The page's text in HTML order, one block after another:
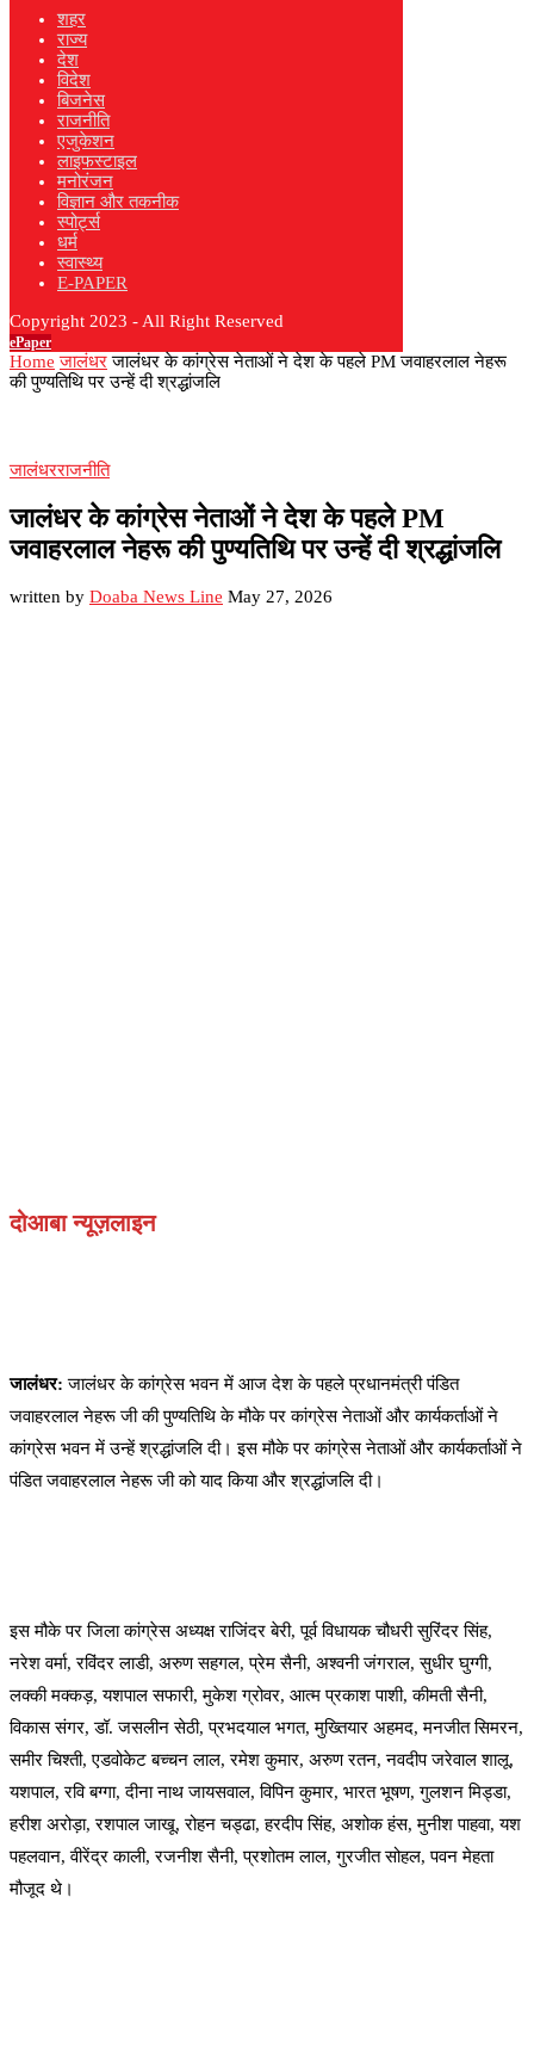
शहर
राज्य
देश
विदेश
बिजनेस
राजनीति
एजुकेशन
लाइफस्टाइल
मनोरंजन
विज्ञान और तकनीक
स्पोर्ट्स
धर्म
स्वास्थ्य
E-PAPER
Copyright 2023 - All Right Reserved
ePaper
Home जालंधर जालंधर के कांग्रेस नेताओं ने देश के पहले PM जवाहरलाल नेहरू
की पुण्यतिथि पर उन्हें दी श्रद्धांजलि
जालंधरराजनीति
जालंधर के कांग्रेस नेताओं ने देश के पहले PM
जवाहरलाल नेहरू की पुण्यतिथि पर उन्हें दी श्रद्धांजलि
written by Doaba News Line May 27, 2026
दोआबा न्यूज़लाइन
जालंधर: जालंधर के कांग्रेस भवन में आज देश के पहले प्रधानमंत्री पंडित
जवाहरलाल नेहरू जी की पुण्यतिथि के मौके पर कांग्रेस नेताओं और कार्यकर्ताओं ने
कांग्रेस भवन में उन्हें श्रद्धांजलि दी। इस मौके पर कांग्रेस नेताओं और कार्यकर्ताओं ने
पंडित जवाहरलाल नेहरू जी को याद किया और श्रद्धांजलि दी।
इस मौके पर जिला कांग्रेस अध्यक्ष राजिंदर बेरी, पूर्व विधायक चौधरी सुरिंदर सिंह,
नरेश वर्मा, रविंदर लाडी, अरुण सहगल, प्रेम सैनी, अश्वनी जंगराल, सुधीर घुग्गी,
लक्की मक्कड़, यशपाल सफारी, मुकेश ग्रोवर, आत्म प्रकाश पाशी, कीमती सैनी,
विकास संगर, डॉ. जसलीन सेठी, प्रभदयाल भगत, मुख्तियार अहमद, मनजीत सिमरन,
समीर चिश्ती, एडवोकेट बच्चन लाल, रमेश कुमार, अरुण रतन, नवदीप जरेवाल शालू,
यशपाल, रवि बग्गा, दीना नाथ जायसवाल, विपिन कुमार, भारत भूषण, गुलशन मिड्डा,
हरीश अरोड़ा, रशपाल जाखू, रोहन चड्ढा, हरदीप सिंह, अशोक हंस, मुनीश पाहवा, यश
पहलवान, वीरेंद्र काली, रजनीश सैनी, प्रशोतम लाल, गुरजीत सोहल, पवन मेहता
मौजूद थे।